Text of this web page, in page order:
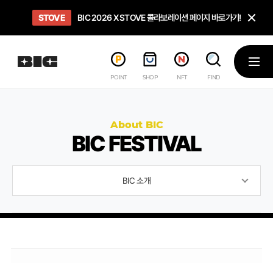
OPEN BIC 2026 STEAM SALE PAGE
STOVE BIC 2026 X STOVE 콜라보레이션 페이지 바로가기!
희망스튜디오 아이들에게 희망 버프 주고, 닌텐도 스위치2 받기!
GO TO 인디게임 테스트 베드 '비라운지' 바로가기!
GO TO '인디게임 큐레이션' 페이지 바로가기!
POINT SHOP NFT FIND
메뉴
About BIC
BIC FESTIVAL
BIC 소개